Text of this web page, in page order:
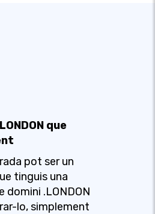
que
pot ser un
tinguis una
domini .LONDON
lo, simplement